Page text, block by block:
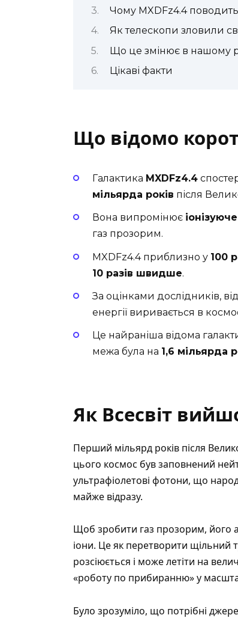
Чому MXDFz4.4
Як телескопи зловили
Що це змінює в нашому
Цікаві факти
Що відомо
Галактика MXDFz4.4
мільярда років після
Вона випромінює
газ прозорим.
MXDFz4.4 приблизно у 100
10 разів швидше.
За оцінками дослідників, від
енергії виривається в
Це найраніша відома
межа була на 1,6 мільярда
Як Всесвіт
Перший мільярд років після
цього космос був заповнений
ультрафіолетові фотони, що
майже відразу.
Щоб зробити газ прозорим, його
іони. Це як перетворити щільний
розсіюється і може летіти на
«роботу по прибиранню» у
Було зрозуміло, що потрібні